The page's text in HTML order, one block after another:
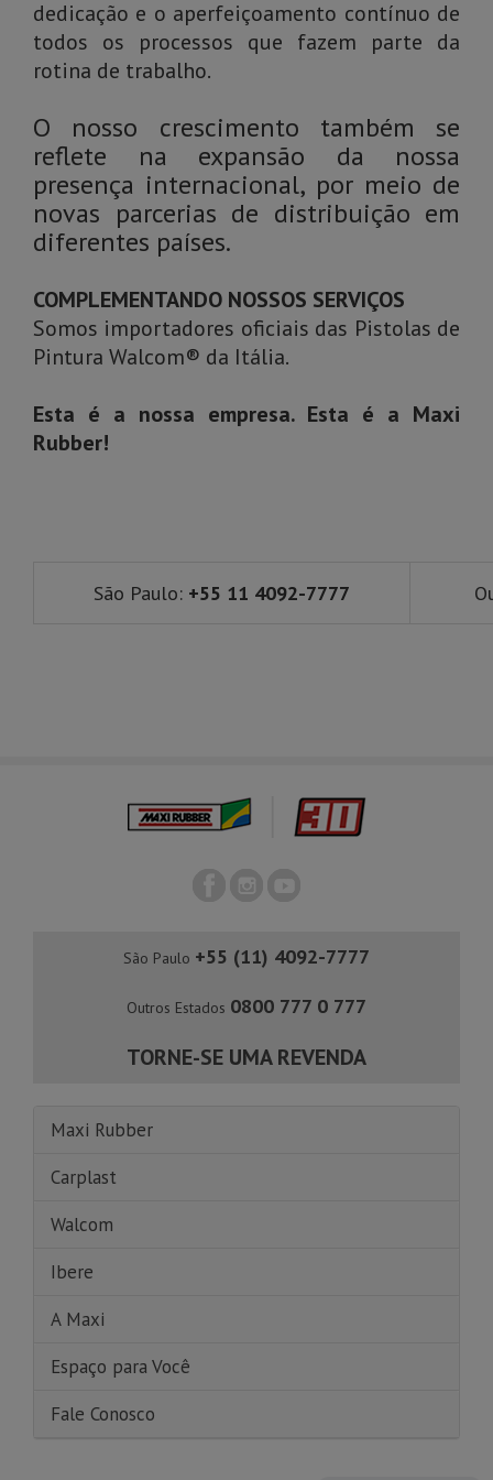
dedicação e o aperfeiçoamento contínuo de
todos os processos que fazem parte da
rotina de trabalho.
O nosso crescimento também se
reflete na expansão da nossa
presença internacional, por meio de
novas parcerias de distribuição em
diferentes países.
COMPLEMENTANDO NOSSOS SERVIÇOS
Somos importadores oficiais das Pistolas de
Pintura Walcom® da Itália.
Esta é a nossa empresa. Esta é a Maxi
Rubber!
São Paulo: +55 11 4092-7777
São Paulo +55 (11) 4092-7777
Outros Estados 0800 777 0 777
TORNE-SE UMA REVENDA
Maxi Rubber
Carplast
Walcom
Ibere
A Maxi
Espaço para Você
Fale Conosco